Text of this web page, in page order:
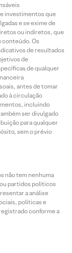
investimentos que
e se exime de
ou indiretos, que
conteúdo. Os
de resultados
de
de qualquer
antes de tomar
à circulação
incluindo
ser divulgado
para qualquer
sem o prévio
não tem nenhuma
partidos políticos
a análise
políticas e
conforme a